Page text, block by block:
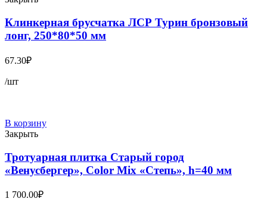
Клинкерная брусчатка ЛСР Турин бронзовый
лонг, 250*80*50 мм
67.30₽
/шт
В корзину
Закрыть
Тротуарная плитка Старый город
«Венусбергер», Color Mix «Степь», h=40 мм
1 700.00₽